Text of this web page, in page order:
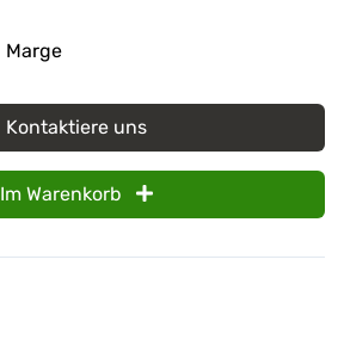
Marge
Kontaktiere uns
Im Warenkorb